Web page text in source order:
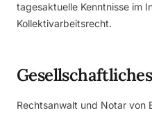
tagesaktuelle Kenntnisse im
Kollektivarbeitsrecht.
Rechtsanwalt und Notar von